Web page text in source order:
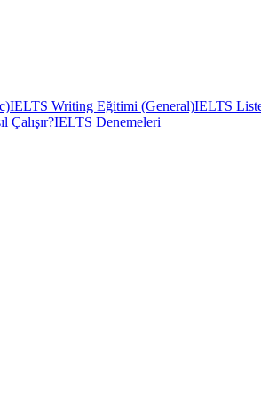
IELTS Writing Eğitimi (General)IELTS
Çalışır?IELTS Denemeleri